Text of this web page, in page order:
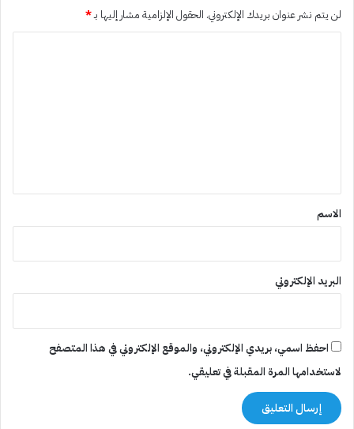
لن يتم نشر عنوان بريدك الإلكتروني. الحقول الإلزامية مشار إليها بـ*
*
الاسم
البريد الإلكتروني
احفظ اسمي، بريدي الإلكتروني، والموقع الإلكتروني في هذا المتصفح
لاستخدامها المرة المقبلة في تعليقي.